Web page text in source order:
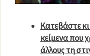
Κατεβάστε
κείμενα που
άλλους τη